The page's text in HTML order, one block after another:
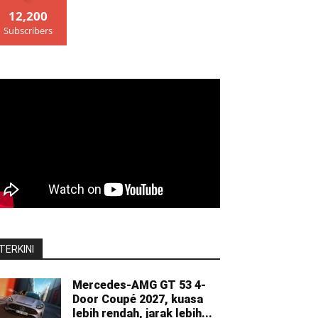
12,200
Subscribers
Mercedes-AMG GT 53 4-
Door Coupé 2027, kuasa
lebih rendah, jarak lebih...